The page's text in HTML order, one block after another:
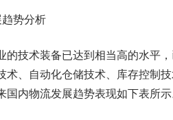
势分析
的技术装备已达到相当高的水平
术、自动化仓储技术、库存控制
国内物流发展趋势表现如下表所